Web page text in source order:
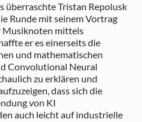
überraschte Tristan Repolusk
Runde mit seinem Vortrag
Musiknoten mittels
er es einerseits die
und mathematischen
Convolutional Neural
zu erklären und
dass sich die
von KI
auch leicht auf industrielle